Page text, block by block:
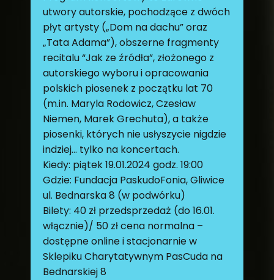
utwory autorskie, pochodzące z dwóch
płyt artysty („Dom na dachu” oraz
„Tata Adama”), obszerne fragmenty
recitalu “Jak ze źródła”, złożonego z
autorskiego wyboru i opracowania
polskich piosenek z początku lat 70
(m.in. Maryla Rodowicz, Czesław
Niemen, Marek Grechuta), a także
piosenki, których nie usłyszycie nigdzie
indziej… tylko na koncertach.
Kiedy: piątek 19.01.2024 godz. 19:00
Gdzie: Fundacja PaskudoFonia, Gliwice
ul. Bednarska 8 (w podwórku)
Bilety: 40 zł przedsprzedaż (do 16.01.
włącznie)/ 50 zł cena normalna –
dostępne online i stacjonarnie w
Sklepiku Charytatywnym PasCuda na
Bednarskiej 8